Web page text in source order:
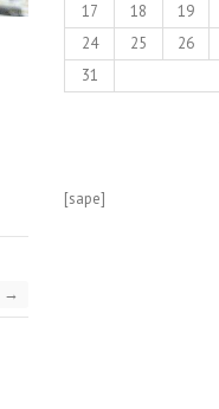
→
17
18 19
24
25 26
31
[sape]